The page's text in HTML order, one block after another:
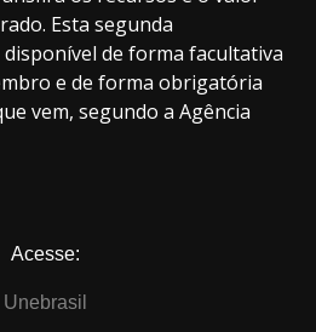
Esta segunda
de forma facultativa
e de forma obrigatória
vem, segundo a Agência
Acesse:
Unebrasil